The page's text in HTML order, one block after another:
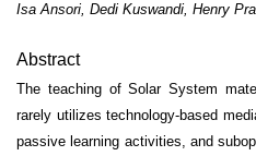
Isa Ansori, Dedi Kuswandi, Henry
Abstract
The teaching of Solar System
rarely utilizes technology-based
passive learning activities, and